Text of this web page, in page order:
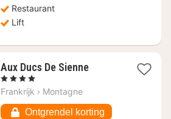
126,83
Restaurant
Lift
Aux Ducs De Sienne1
235,63
, 4 Sterren
Frankrijk › Montagne
Ontgrendel korting